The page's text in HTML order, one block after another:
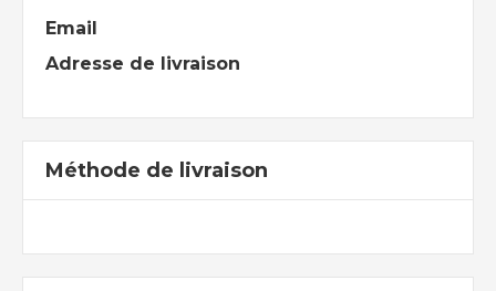
Email
Adresse de livraison
Méthode de livraison